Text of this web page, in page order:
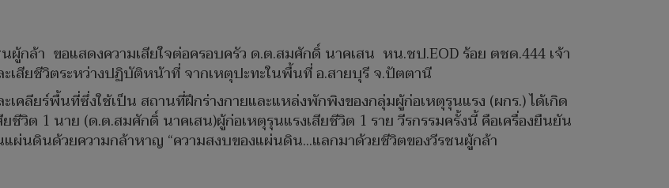
กล้า ขอแสดงความเสียใจต่อครอบครัว ด.ต.สมศักดิ์ นาคเสน หน.ชป.EOD ร้อย ตชด.444 เจ้า
เสียชีวิตระหว่างปฏิบัติหน้าที่ จากเหตุปะทะในพื้นที่ อ.สายบุรี จ.ปัตตานี
เคลียร์พื้นที่ซึ่งใช้เป็น สถานที่ฝึกร่างกายและแหล่งพักพิงของกลุ่มผู้ก่อเหตุรุนแรง (ผกร.) ได้เกิด
วิต 1 นาย (ด.ต.สมศักดิ์ นาคเสน)ผู้ก่อเหตุรุนแรงเสียชีวิต 1 ราย วีรกรรมครั้งนี้ คือเครื่องยืนยัน
นดินด้วยความกล้าหาญ “ความสงบของแผ่นดิน...แลกมาด้วยชีวิตของวีรชนผู้กล้า